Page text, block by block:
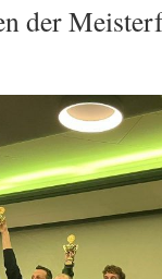
der